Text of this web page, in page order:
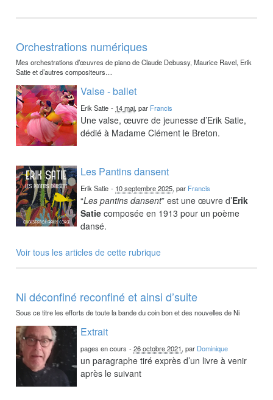
Orchestrations numériques
Mes orchestrations d’œuvres de piano de Claude Debussy, Maurice Ravel, Erik
Satie et d’autres compositeurs…
Valse - ballet
Erik Satie - 14 mai, par Francis
Une valse, œuvre de jeunesse d’Erik Satie,
dédié à Madame Clément le Breton.
Les Pantins dansent
Erik Satie - 10 septembre 2025, par Francis
“Les pantins dansent” est une œuvre d’Erik
Satie composée en 1913 pour un poème
dansé.
Voir tous les articles de cette rubrique
Ni déconfiné reconfiné et ainsi d’suite
Sous ce titre les efforts de toute la bande du coin bon et des nouvelles de Ni
Extrait
pages en cours -26 octobre 2021, par Dominique
un paragraphe tiré exprès d’un livre à venir
après le suivant